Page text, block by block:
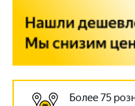
Более 75